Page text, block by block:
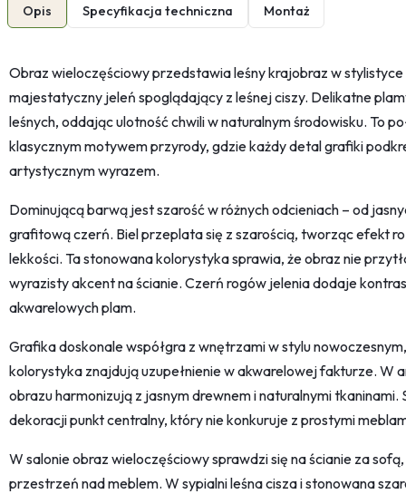
Opis Specyfikacja techniczna Montaż
Obraz wieloczęściowy przedstawia leśny krajobraz w
majestatyczny jeleń spoglądający z leśnej ciszy. Delikatne
leśnych, oddając ulotność chwili w naturalnym środowisku. To
klasycznym motywem przyrody, gdzie każdy detal grafiki
artystycznym wyrazem.
Dominującą barwą jest szarość w różnych odcieniach – od
grafitową czerń. Biel przeplata się z szarością, tworząc efekt
lekkości. Ta stonowana kolorystyka sprawia, że obraz nie
wyrazisty akcent na ścianie. Czerń rogów jelenia dodaje
akwarelowych plam.
Grafika doskonale współgra z wnętrzami w stylu
kolorystyka znajdują uzupełnienie w akwarelowej fakturze. W
obrazu harmonizują z jasnym drewnem i naturalnymi
dekoracji punkt centralny, który nie konkuruje z prostymi
W salonie obraz wieloczęściowy sprawdzi się na ścianie za
przestrzeń nad meblem. W sypialni leśna cisza i stonowana